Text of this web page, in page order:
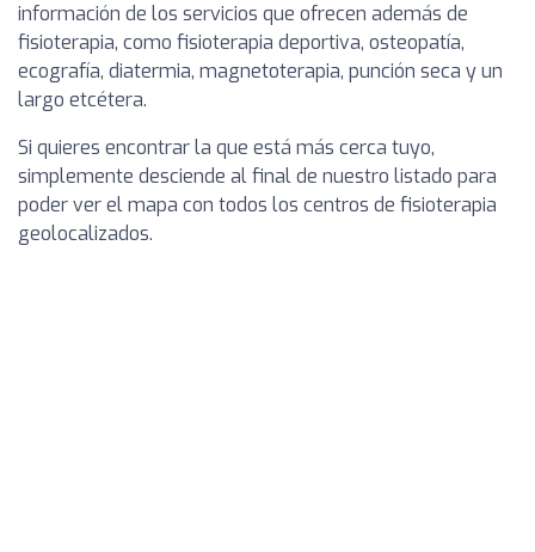
información de los servicios que ofrecen además de
fisioterapia, como fisioterapia deportiva, osteopatía,
ecografía, diatermia, magnetoterapia, punción seca y un
largo etcétera.
Si quieres encontrar la que está más cerca tuyo,
simplemente desciende al final de nuestro listado para
poder ver el mapa con todos los centros de fisioterapia
geolocalizados.